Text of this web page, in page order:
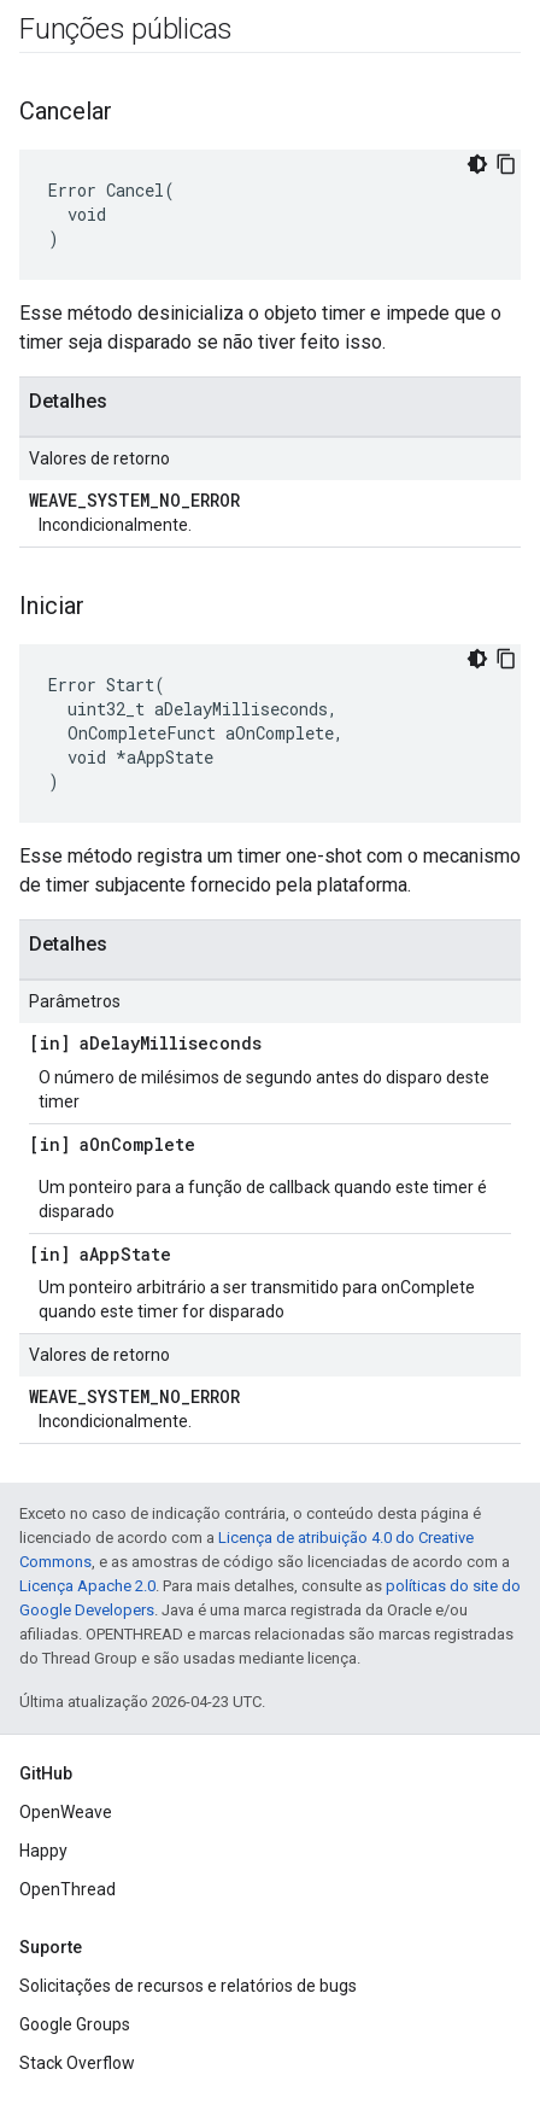
Funções públicas
Cancelar
Error Cancel(
  void
)
Esse método desinicializa o objeto timer e impede que o
timer seja disparado se não tiver feito isso.
Detalhes
Valores de retorno
WEAVE_SYSTEM_NO_ERROR
Incondicionalmente.
Iniciar
Error Start(
  uint32_t aDelayMilliseconds,
  OnCompleteFunct aOnComplete,
  void *aAppState
)
Esse método registra um timer one-shot com o mecanismo
de timer subjacente fornecido pela plataforma.
Detalhes
Parâmetros
[in] aDelayMilliseconds
O número de milésimos de segundo antes do disparo deste
timer
[in] aOnComplete
Um ponteiro para a função de callback quando este timer é
disparado
[in] aAppState
Um ponteiro arbitrário a ser transmitido para onComplete
quando este timer for disparado
Valores de retorno
WEAVE_SYSTEM_NO_ERROR
Incondicionalmente.
Exceto no caso de indicação contrária, o conteúdo desta página é
licenciado de acordo com a Licença de atribuição 4.0 do Creative
Commons, e as amostras de código são licenciadas de acordo com a
Licença Apache 2.0. Para mais detalhes, consulte as políticas do site do
Google Developers. Java é uma marca registrada da Oracle e/ou
afiliadas. OPENTHREAD e marcas relacionadas são marcas registradas
do Thread Group e são usadas mediante licença.
Última atualização 2026-04-23 UTC.
GitHub
OpenWeave
Happy
OpenThread
Suporte
Solicitações de recursos e relatórios de bugs
Google Groups
Stack Overflow